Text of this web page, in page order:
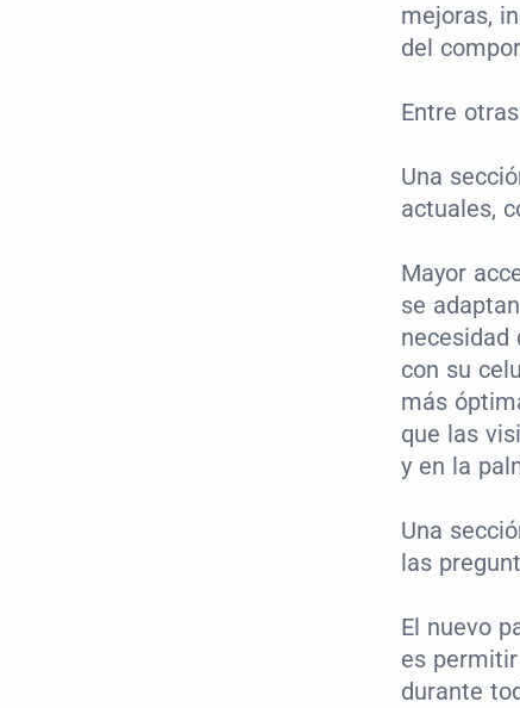
mejoras,
del
Entre
Una
actuales,
Mayor
se
necesidad
con su
más
que las
y en la
Una
las
El nuevo
es
durante